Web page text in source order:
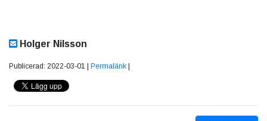
Holger Nilsson
Publicerad: 2022-03-01 | Permalänk